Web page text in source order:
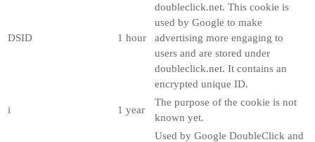
DSID 1 hour
doubleclick.net. This cookie is
used by Google to make
advertising more engaging to
users and are stored under
doubleclick.net. It contains an
encrypted unique ID.
i 1 year
The purpose of the cookie is not
known yet.
Used by Google DoubleClick and